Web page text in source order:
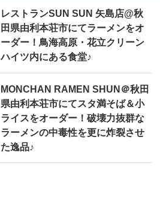
レストランSUN SUN 矢島店@秋
田県由利本荘市にてラーメンをオ
ーダー！鳥海高原・花立クリーン
ハイツ内にある食堂♪
MONCHAN RAMEN SHUN＠秋田
県由利本荘市にてスタ満そば＆小
ライスをオーダー！破壊力抜群な
ラーメンの中毒性を更に炸裂させ
た逸品♪